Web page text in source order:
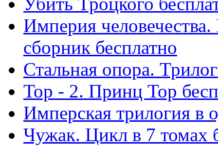
Империя
сборник бесплатно
Стальная опора.
Тор - 2. Принц Тор
Имперская трилогия в
Чужак. Цикл в 7 томах